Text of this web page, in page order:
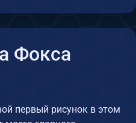
Фокса
первый рисунок в этом